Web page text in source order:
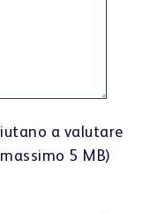
a valutare
5 MB)